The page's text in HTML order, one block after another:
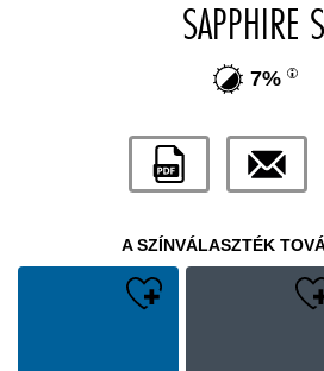
SAPPHIRE
7%
A SZÍNVÁLASZTÉK